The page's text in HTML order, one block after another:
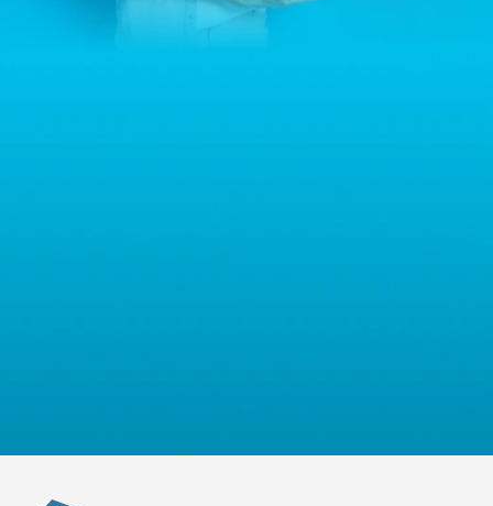
Warszawa, Polska, NIP: PL5223059837 („Administrator”). W